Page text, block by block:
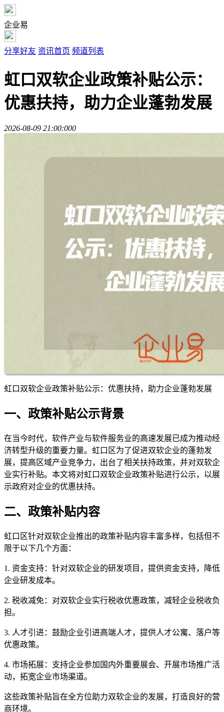
企业易
分享好友 资讯首页 频道列表
虹口双软企业政策补贴公示：
优惠扶持，助力企业蓬勃发展
2026-08-09 21:00:000
虹口双软企业政策补贴公示：优惠扶持，助力企业蓬勃发展
一、政策补贴公示背景
在当今时代，软件产业与软件服务业的高速发展已成为推动经
济转型升级的重要力量。虹口区为了促进双软企业的蓬勃发
展，提高区域产业竞争力，出台了相关扶持政策，并对双软企
业实行补贴。本文将对虹口双软企业政策补贴进行公示，以展
示政府对企业的优惠扶持。
二、政策补贴内容
虹口区针对双软企业推出的政策补贴内容丰富多样，包括但不
限于以下几个方面：
1. 资金支持：针对双软企业的研发项目，提供资金支持，降低
企业研发成本。
2. 税收减免：对双软企业实行税收优惠政策，减轻企业税收负
担。
3. 人才引进：鼓励企业引进高端人才，提供人才公寓、落户等
优惠政策。
4. 市场拓展：支持企业参加国内外重要展会、开展市场推广活
动，拓宽企业市场渠道。
这些政策补贴旨在全方位助力双软企业的发展，打造良好的营
商环境。